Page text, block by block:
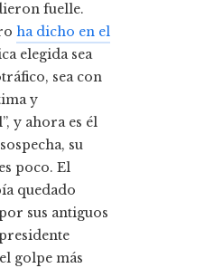
fuelle.
ha dicho en el
elegida sea
sea con
y
y ahora es él
su
poco. El
quedado
sus antiguos
golpe más